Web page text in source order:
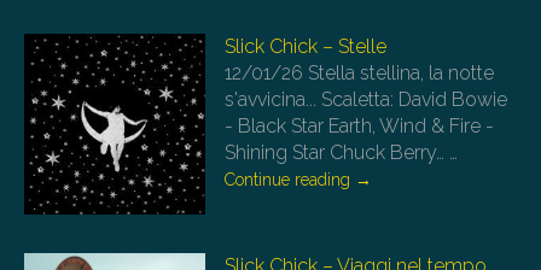
Slick Chick – Stelle
12/01/26 Stella stellina, la notte
s'avvicina... Scaletta: David Bowie
- Black Star Earth, Wind & Fire -
Shining Star Chuck Berry… …
Continue reading →